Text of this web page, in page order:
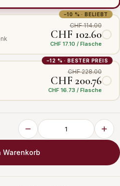
−10 % · BELIEBT
CHF 114.00
CHF 102.60
CHF 17.10 / Flasche
−12 % · BESTER PREIS
CHF 228.00
CHF 200.76
CHF 16.73 / Flasche
Warenkorb